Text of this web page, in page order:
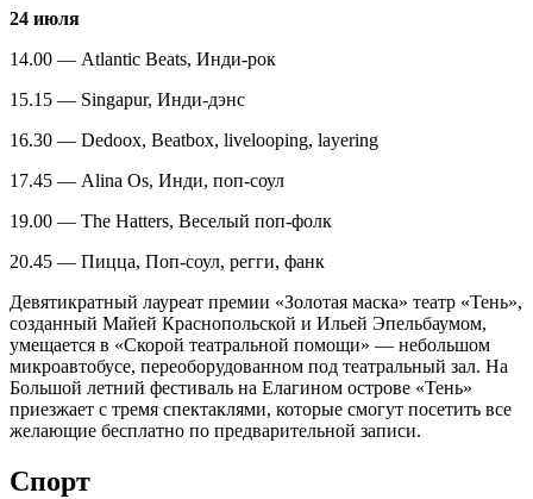
24 июля
14.00 — Atlantic Beats, Инди-рок
15.15 — Singapur, Инди-дэнс
16.30 — Dedoox, Beatbox, livelooping, layering
17.45 — Alina Os, Инди, поп-соул
19.00 — The Hatters, Веселый поп-фолк
20.45 — Пицца, Поп-соул, регги, фанк
Девятикратный лауреат премии «Золотая маска» театр «Тень»,
созданный Майей Краснопольской и Ильей Эпельбаумом,
умещается в «Скорой театральной помощи» — небольшом
микроавтобусе, переоборудованном под театральный зал. На
Большой летний фестиваль на Елагином острове «Тень»
приезжает с тремя спектаклями, которые смогут посетить все
желающие бесплатно по предварительной записи.
Спорт